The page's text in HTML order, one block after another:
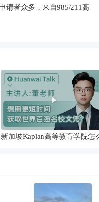
请者众多，来自985/211高
新加坡Kaplan高等教育学院怎